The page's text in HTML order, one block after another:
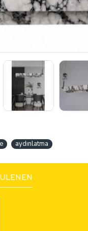
aydınlatma